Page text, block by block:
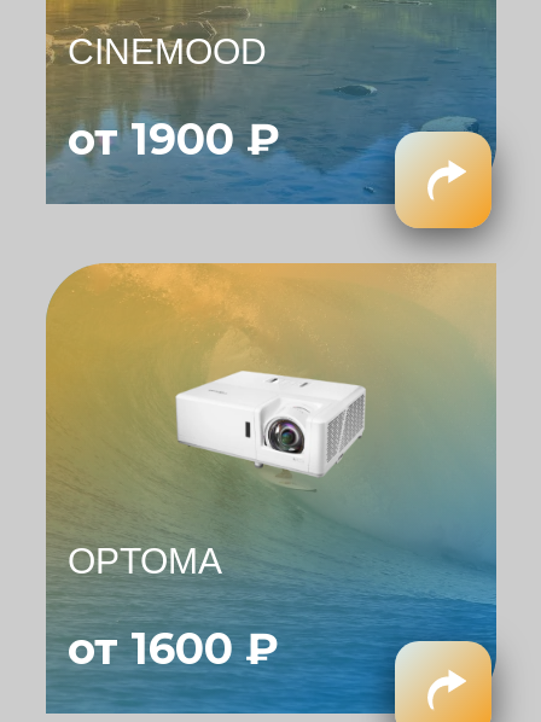
CINEMOOD
от 1900 ₽
OPTOMA
от 1600 ₽